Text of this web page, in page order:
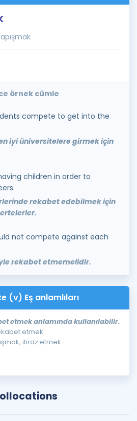
örnek cümle
compete to get into the
iyi üniversitelere girmek için
children in order to
rekabet edebilmek için
not compete against each
rekabet etmemelidir.
(v) Eş anlamlıları
etmek anlamında kullanılabilir.
etmek
itiraz etmek